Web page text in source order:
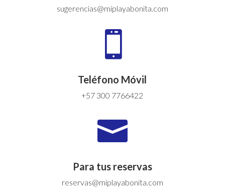
sugerencias@miplayabonita.com

Teléfono Móvil
+57 300 7766422

Para tus reservas
reservas@miplayabonita.com